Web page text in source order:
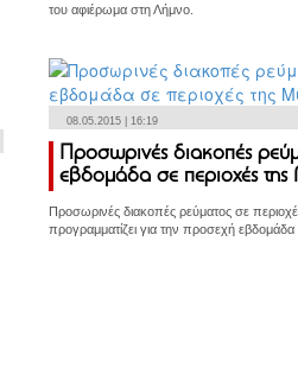
του αφιέρωμα στη Λήμνο.
08.05.2015 | 16:19
Προσωρινές διακοπές
εβδομάδα σε περιοχές της
Προσωρινές διακοπές ρεύματος σε
προγραμματίζει για την προσεχή